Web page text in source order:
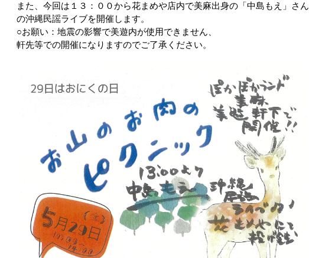
また、今回は１３：００から花まめや店内で美麻出身の「中島もえ」さん
の沖縄民謡ライブを開催します。
○お願い：地震の影響で美遊内が使用できません、
軒先等での開催になりますのでご了承ください。